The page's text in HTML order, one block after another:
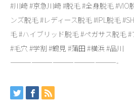
#川崎 #京急川崎 #脱毛 #全身脱毛 #VIO
ンズ脱毛 #レディース脱毛 #IPL脱毛
毛 #ハイブリッド脱毛 #ペガサス脱毛
#毛穴 #学割 #鶴見 #蒲田 #横浜 #品川
———————————————-